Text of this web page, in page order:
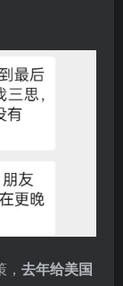
去年给美国